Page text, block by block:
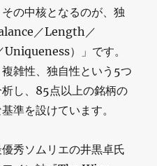
の中核となるのが、独
／Length／
）」です。
雑性、独自性という5つ
し、85点以上の銘柄の
準を設けています。
秀ソムリエの井黒卓氏